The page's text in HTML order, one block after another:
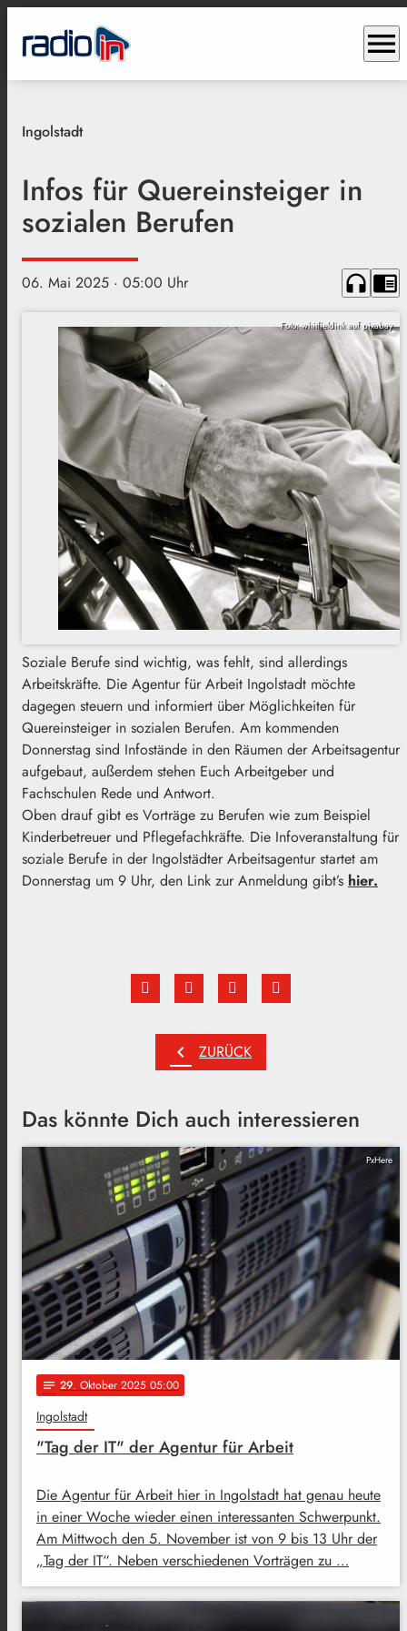
menu
Ingolstadt
Infos für Quereinsteiger in
sozialen Berufen
06. Mai 2025 · 05:00 Uhr headphones chrome_reader_mode
Foto: whitfieldink auf pixabay
Soziale Berufe sind wichtig, was fehlt, sind allerdings
Arbeitskräfte. Die Agentur für Arbeit Ingolstadt möchte
dagegen steuern und informiert über Möglichkeiten für
Quereinsteiger in sozialen Berufen. Am kommenden
Donnerstag sind Infostände in den Räumen der Arbeitsagentur
aufgebaut, außerdem stehen Euch Arbeitgeber und
Fachschulen Rede und Antwort.
Oben drauf gibt es Vorträge zu Berufen wie zum Beispiel
Kinderbetreuer und Pflegefachkräfte. Die Infoveranstaltung für
soziale Berufe in der Ingolstädter Arbeitsagentur startet am
Donnerstag um 9 Uhr, den Link zur Anmeldung gibt’s hier.
chevron_left ZURÜCK
Das könnte Dich auch interessieren
PxHere
notes 29. Oktober 2025 05:00
Ingolstadt
"Tag der IT" der Agentur für Arbeit
Die Agentur für Arbeit hier in Ingolstadt hat genau heute
in einer Woche wieder einen interessanten Schwerpunkt.
Am Mittwoch den 5. November ist von 9 bis 13 Uhr der
„Tag der IT“. Neben verschiedenen Vorträgen zu …